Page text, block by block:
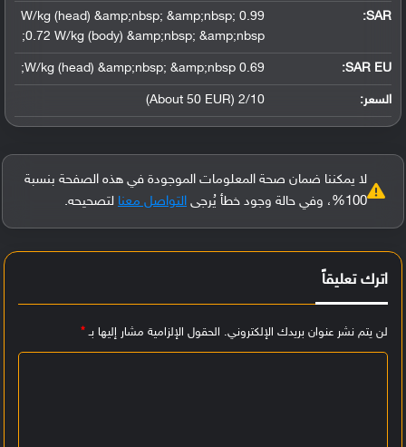
SAR
:
0.99 W/kg (head) &amp;nbsp; &amp;nbsp;
0.72 W/kg (body) &amp;nbsp; &amp;nbsp;
SAR EU:
0.69 W/kg (head) &amp;nbsp; &amp;nbsp;
السعر: 2/10 (About 50 EUR)
لا يمكننا ضمان صحة المعلومات الموجودة في هذه الصفحة بنسبة
100%، وفي حالة وجود خطأ يُرجى
التواصل معنا لتصحيحه.
اترك تعليقاً
لن يتم نشر عنوان بريدك الإلكتروني. الحقول الإلزامية مشار إليها بـ*